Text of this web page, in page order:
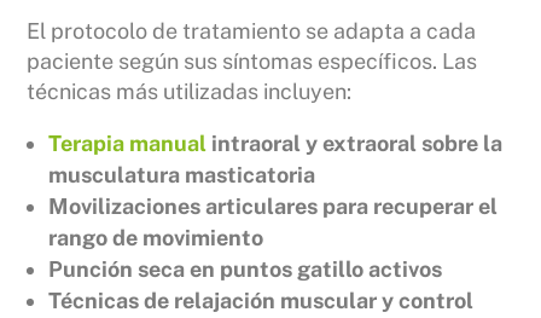
El protocolo de tratamiento se adapta a cada
paciente según sus síntomas específicos. Las
técnicas más utilizadas incluyen:
Terapia manual intraoral y extraoral sobre la
musculatura masticatoria
Movilizaciones articulares para recuperar el
rango de movimiento
Punción seca en puntos gatillo activos
Técnicas de relajación muscular y control